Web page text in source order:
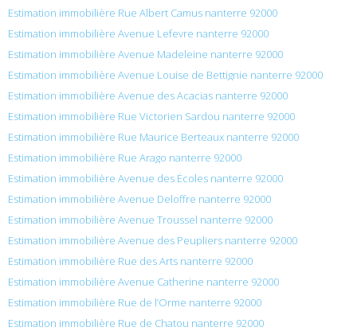
Estimation immobilière Rue Albert Camus nanterre 92000
Estimation immobilière Avenue Lefevre nanterre 92000
Estimation immobilière Avenue Madeleine nanterre 92000
Estimation immobilière Avenue Louise de Bettignie nanterre 92000
Estimation immobilière Avenue des Acacias nanterre 92000
Estimation immobilière Rue Victorien Sardou nanterre 92000
Estimation immobilière Rue Maurice Berteaux nanterre 92000
Estimation immobilière Rue Arago nanterre 92000
Estimation immobilière Avenue des Écoles nanterre 92000
Estimation immobilière Avenue Deloffre nanterre 92000
Estimation immobilière Avenue Troussel nanterre 92000
Estimation immobilière Avenue des Peupliers nanterre 92000
Estimation immobilière Rue des Arts nanterre 92000
Estimation immobilière Avenue Catherine nanterre 92000
Estimation immobilière Rue de l’Orme nanterre 92000
Estimation immobilière Rue de Chatou nanterre 92000